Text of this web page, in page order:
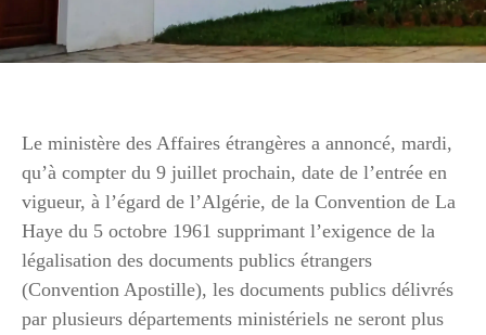
Le ministère des Affaires étrangères a annoncé, mardi,
qu’à compter du 9 juillet prochain, date de l’entrée en
vigueur, à l’égard de l’Algérie, de la Convention de La
Haye du 5 octobre 1961 supprimant l’exigence de la
légalisation des documents publics étrangers
(Convention Apostille), les documents publics délivrés
par plusieurs départements ministériels ne seront plus